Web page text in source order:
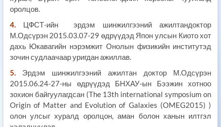
оролцов.
4.ЦФСТ-ийн эрдэм шинжилгээний ажилтандоктор
М.Одсүрэн 2015.03.07-29 өдрүүдэд Япон улсын Киото хот
дахь Юкавагийн нэрэмжит Онолын физикийн институтэд
зочин судлаачаар уригдан ажиллав.
5.Эрдэм шинжилгээний ажилтан доктор М.Одсүрэн
2015.06.24-27-ны өдрүүдэд БНХАУ-ын Бээжин хотноо
зохион байгуулагдсан (The 13th international symposium on
Origin of Matter and Evolution of Galaxies (OMEG2015) )
олон улсыг хуралд оролцон, аман болон ханын илтгэл